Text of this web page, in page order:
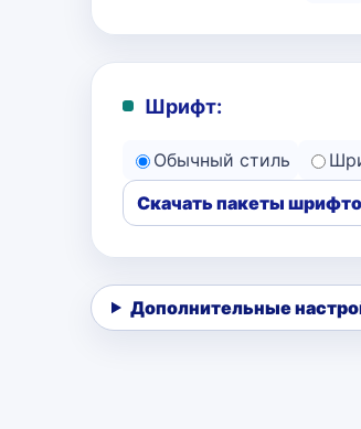
Шрифт:
Обычный стиль
Скачать пакеты
Дополнительные